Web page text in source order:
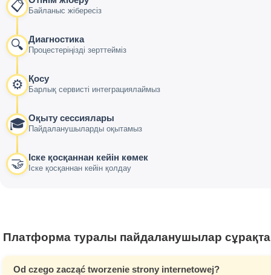
📋 Байланыс жібересіз
🔍 Диагностика
Процестеріңізді зерттейміз
⚙️ Қосу
Барлық сервисті интеграциялаймыз
🎓 Оқыту сессиялары
Пайдаланушыларды оқытамыз
🤝 Іске қосқаннан кейін көмек
Іске қосқаннан кейін қолдау
Платформа туралы пайдаланушылар
Od czego zacząć tworzenie strony internetowej?